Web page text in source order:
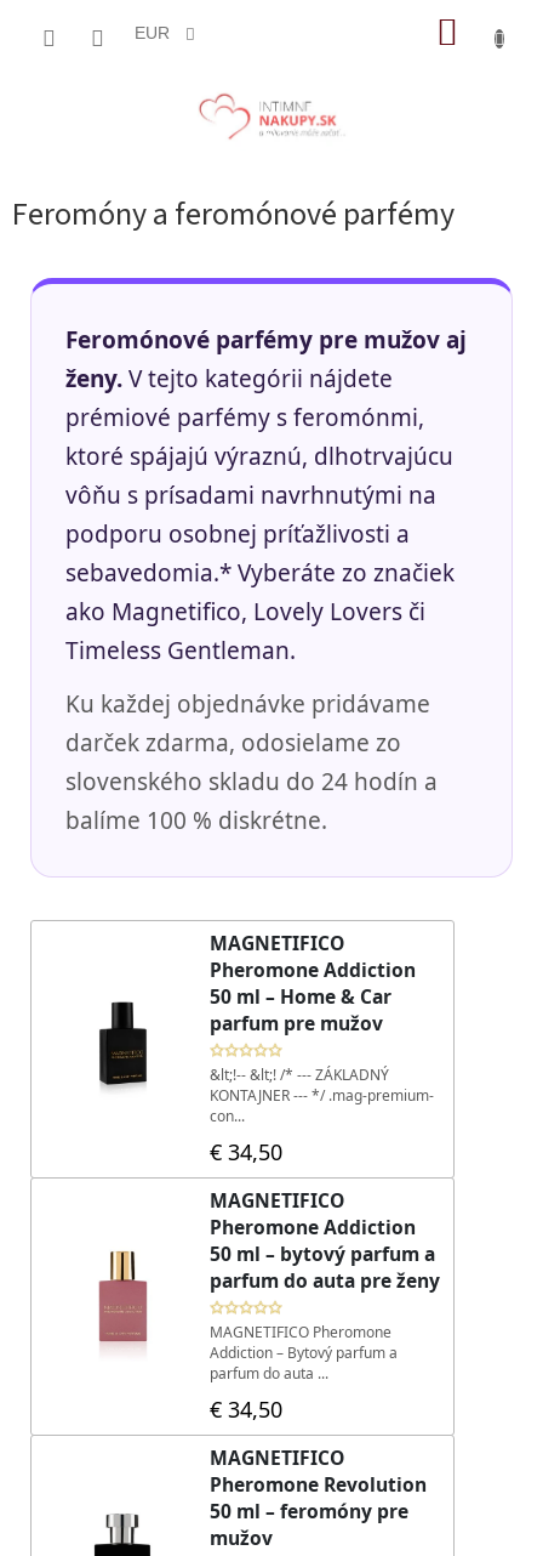
EUR
Feromóny a feromónové parfémy
Feromónové parfémy pre mužov aj
ženy.V tejto kategórii nájdete
prémiové parfémy s feromónmi,
ktoré spájajú výraznú, dlhotrvajúcu
vôňu s prísadami navrhnutými na
podporu osobnej príťažlivosti a
sebavedomia.* Vyberáte zo značiek
ako Magnetifico, Lovely Lovers či
Timeless Gentleman.
Ku každej objednávke pridávame
darček zdarma, odosielame zo
slovenského skladu do 24 hodín a
balíme 100 % diskrétne.